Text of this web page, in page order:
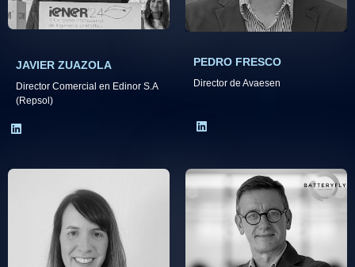
JAVIER ZUAZOLA
Director Comercial en Edinor S.A
(Repsol)
PEDRO FRESCO​
Director de Avaesen